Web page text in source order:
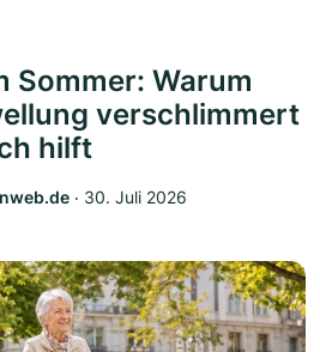
Sommer: Warum
verschlimmert
hilft
‧ 30. Juli 2026